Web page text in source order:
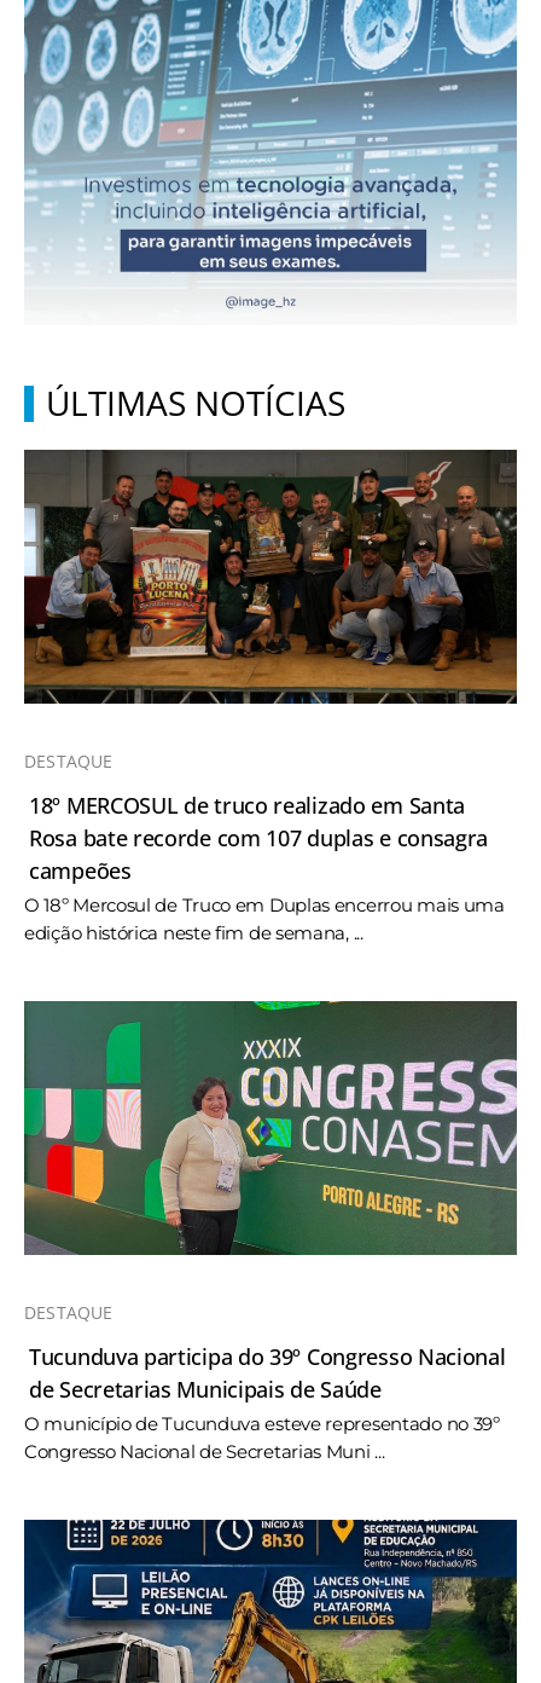
ÚLTIMAS NOTÍCIAS
DESTAQUE
18º MERCOSUL de truco realizado em Santa
Rosa bate recorde com 107 duplas e consagra
campeões
O 18º Mercosul de Truco em Duplas encerrou mais uma
edição histórica neste fim de semana, ...
DESTAQUE
Tucunduva participa do 39º Congresso Nacional
de Secretarias Municipais de Saúde
O município de Tucunduva esteve representado no 39º
Congresso Nacional de Secretarias Muni ...